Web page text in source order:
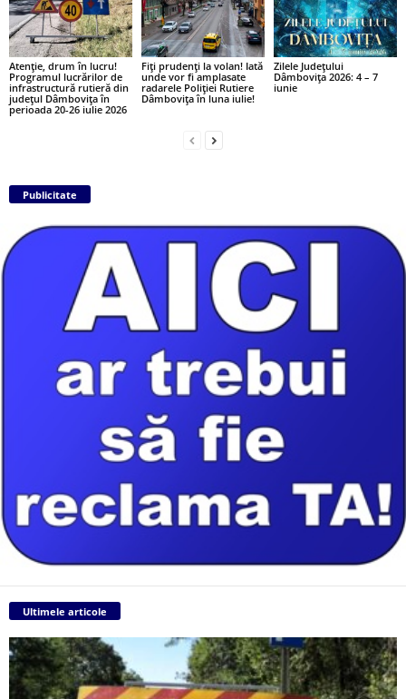
Atenție, drum în lucru!
Programul lucrărilor de
infrastructură rutieră din
județul Dâmbovița în
perioada 20-26 iulie 2026
Fiți prudenți la volan! Iată
unde vor fi amplasate
radarele Poliției Rutiere
Dâmbovița în luna iulie!
Zilele Județului
Dâmbovița 2026: 4 – 7
iunie
Publicitate
Ultimele articole